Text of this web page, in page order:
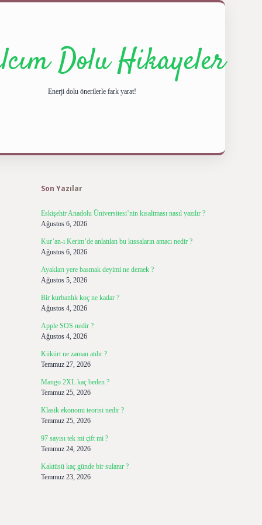
Dolu Hikayeler
Enerji dolu önerilerle fark yarat!
Son Yazılar
Eskişehir Anadolu Üniversitesi’nin kısaltması nasıl yazılır ?
Ağustos 6, 2026
Kur’an-ı Kerim’de anlatılan bu kıssaların amacı nedir ?
Ağustos 6, 2026
Ayakları yere basmak deyimi ne demek ?
Ağustos 5, 2026
Bir kurbanlık koç ne kadar ?
Ağustos 4, 2026
Apple SOS nedir ?
Ağustos 4, 2026
Kükürt ne zaman atılır ?
Temmuz 27, 2026
Mango 2XL kaç beden ?
Temmuz 25, 2026
Klasik ekonomi teorisi nedir ?
Temmuz 25, 2026
97 sayısı tek mi çift mi ?
Temmuz 24, 2026
Kaktüsü kaç günde bir sulanır ?
Temmuz 23, 2026